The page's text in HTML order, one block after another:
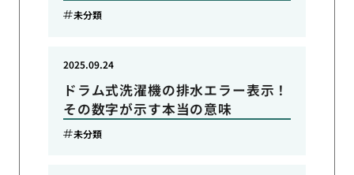
未分類
ドラム式洗濯機の排水エラー表示！
その数字が示す本当の意味
2025.09.24
未分類